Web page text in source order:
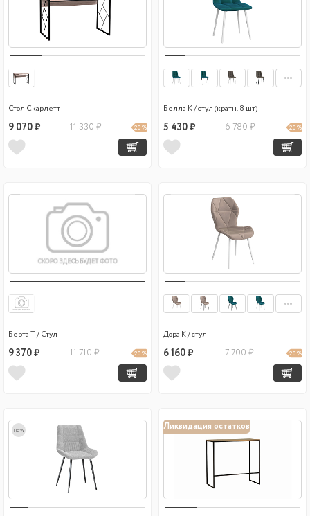
Стол Скарлетт
9 070 ₽ 11 330 ₽ 20 %
Белла К / стул (кратн. 8 шт)
5 430 ₽ 6 780 ₽ 20 %
Берта Т / Стул
9 370 ₽ 11 710 ₽ 20 %
Дора К / стул
6 160 ₽ 7 700 ₽ 20 %
new Ликвидация остатков